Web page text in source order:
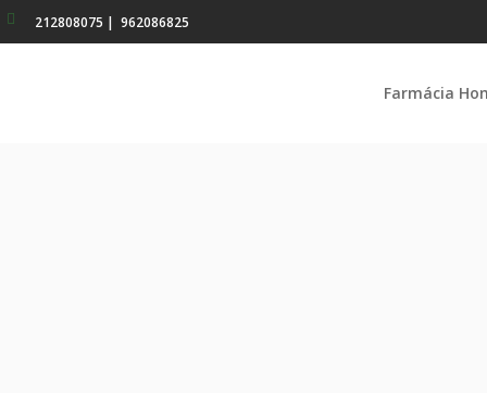
212808075 | 962086825
Farmácia